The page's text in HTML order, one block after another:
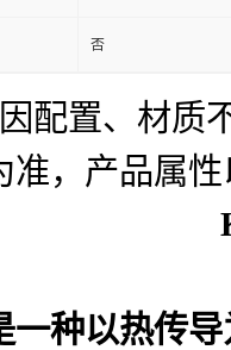
否
配置、材质
准，产品属
一种以热传